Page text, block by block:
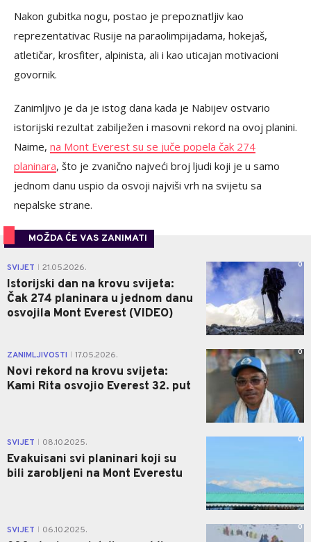
Nakon gubitka nogu, postao je prepoznatljiv kao
reprezentativac Rusije na paraolimpijadama, hokejaš,
atletičar, krosfiter, alpinista, ali i kao uticajan motivacioni
govornik.
Zanimljivo je da je istog dana kada je Nabijev ostvario
istorijski rezultat zabilježen i masovni rekord na ovoj planini.
Naime, na Mont Everest su se juče popela čak 274
planinara, što je zvanično najveći broj ljudi koji je u samo
jednom danu uspio da osvoji najviši vrh na svijetu sa
nepalske strane.
MOŽDA ĆE VAS ZANIMATI
SVIJET 21.05.2026.
Istorijski dan na krovu svijeta:
Čak 274 planinara u jednom danu
osvojila Mont Everest (VIDEO)
0
ZANIMLJIVOSTI 17.05.2026.
Novi rekord na krovu svijeta:
Kami Rita osvojio Everest 32. put
0
SVIJET 08.10.2025.
Evakuisani svi planinari koji su
bili zarobljeni na Mont Everestu
0
SVIJET 06.10.2025. 0